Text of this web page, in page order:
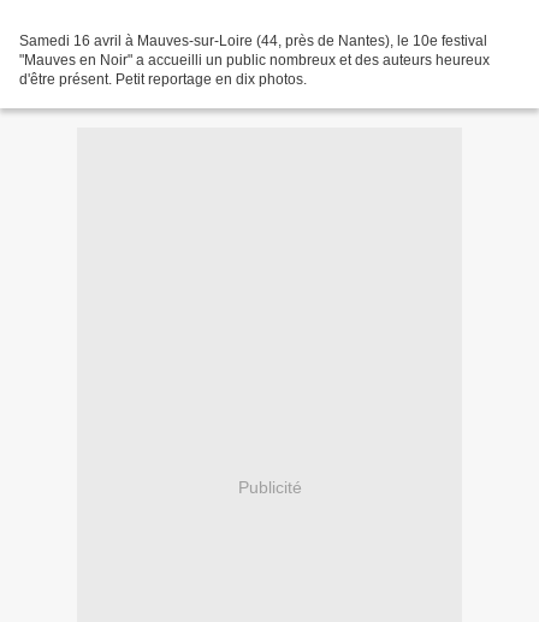
Samedi 16 avril à Mauves-sur-Loire (44, près de Nantes), le 10e festival
"Mauves en Noir" a accueilli un public nombreux et des auteurs heureux
d'être présent. Petit reportage en dix photos.
Publicité